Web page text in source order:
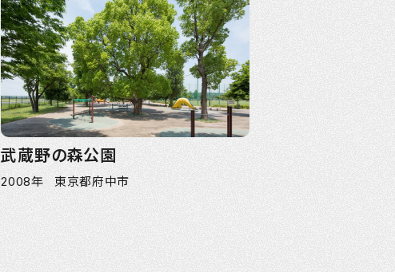
武蔵野の森公園
2008年 東京都府中市